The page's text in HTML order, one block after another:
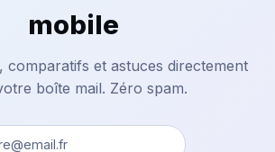
mobile
comparatifs et astuces directement
boîte mail. Zéro spam.